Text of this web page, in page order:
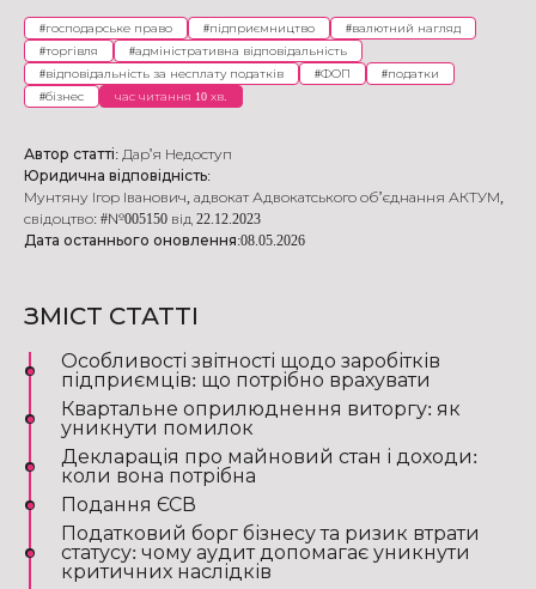
#господарське право #підприємництво #валютний нагляд
#торгівля #адміністративна відповідальність
#відповідальність за несплату податків #ФОП #податки
#бізнес час читання 10 хв.
Автор статті: Дар'я Недоступ
Юридична відповідність:
Мунтяну Ігор Іванович, адвокат Адвокатського об’єднання АКТУМ,
свідоцтво: #№005150 від 22.12.2023
Дата останнього оновлення:08.05.2026
ЗМІСТ СТАТТІ
Особливості звітності щодо заробітків
підприємців: що потрібно врахувати
Квартальне оприлюднення виторгу: як
уникнути помилок
Декларація про майновий стан і доходи:
коли вона потрібна
Подання ЄСВ
Податковий борг бізнесу та ризик втрати
статусу: чому аудит допомагає уникнути
критичних наслідків